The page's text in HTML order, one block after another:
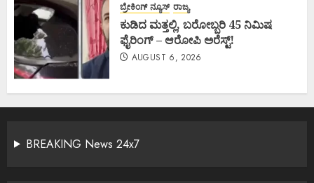
ಬ್ರೇಕಿಂಗ್ ನ್ಯೂಸ್ ರಾಜ್ಯ
ಕುಡಿದ ಮತ್ತಲ್ಲಿ, ಬರೋಬ್ಬರಿ 45 ನಿಮಿಷ
ಫೈರಿಂಗ್ – ಆರೋಪಿ ಅರೆಸ್ಟ್!
AUGUST 6, 2026
BREAKING News 24x7